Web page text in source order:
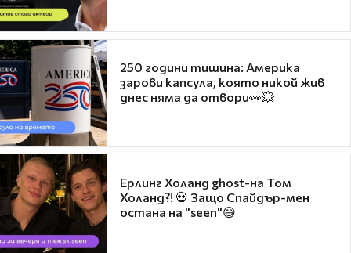
250 години тишина: Америка
зарови капсула, която никой жив
днес няма да отвори👀💥
Ерлинг Холанд ghost-на Том
Холанд?! 💀 Защо Спайдър-мен
остана на "seen"😅